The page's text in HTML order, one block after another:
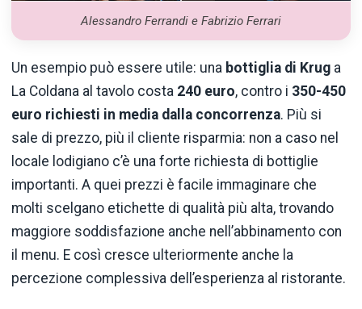
Alessandro Ferrandi e Fabrizio Ferrari
Un esempio può essere utile: una bottiglia di Krug a
La Coldana al tavolo costa 240 euro, contro i 350-450
euro richiesti in media dalla concorrenza. Più si
sale di prezzo, più il cliente risparmia: non a caso nel
locale lodigiano c’è una forte richiesta di bottiglie
importanti. A quei prezzi è facile immaginare che
molti scelgano etichette di qualità più alta, trovando
maggiore soddisfazione anche nell’abbinamento con
il menu. E così cresce ulteriormente anche la
percezione complessiva dell’esperienza al ristorante.